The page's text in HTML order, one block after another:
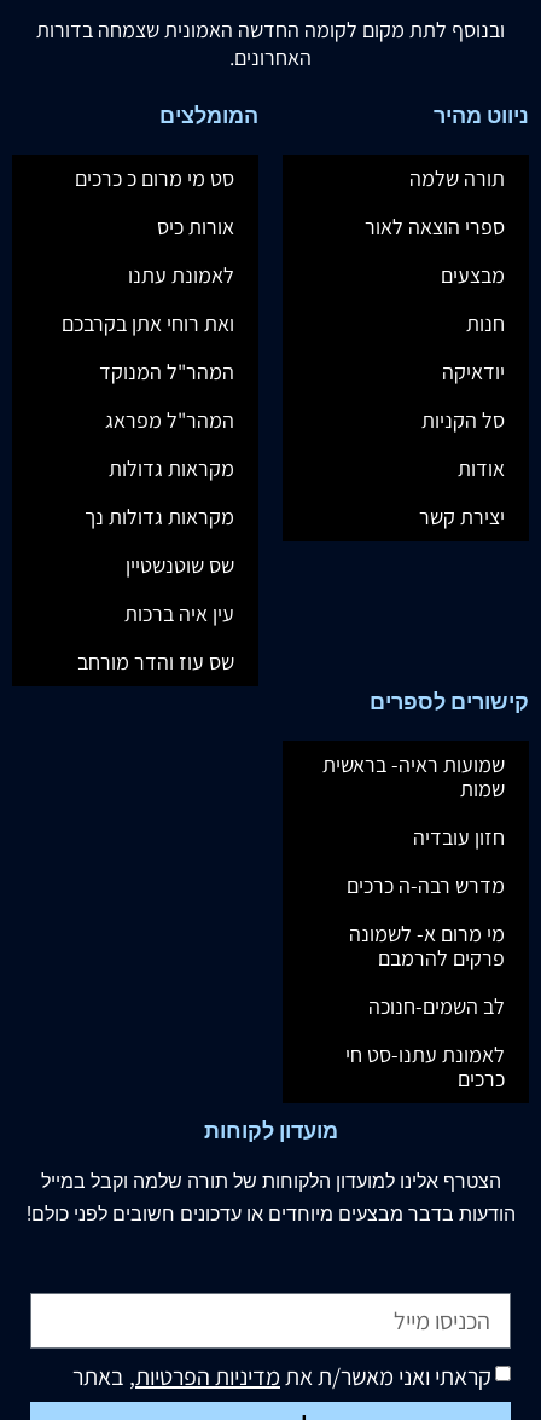
ובנוסף לתת מקום לקומה החדשה האמונית שצמחה בדורות
האחרונים.
ניווט מהיר
תורה שלמה
ספרי הוצאה לאור
מבצעים
חנות
יודאיקה
סל הקניות
אודות
יצירת קשר
המומלצים
סט מי מרום כ כרכים
אורות כיס
לאמונת עתנו
ואת רוחי אתן בקרבכם
המהר"ל המנוקד
המהר"ל מפראג
מקראות גדולות
מקראות גדולות נך
שס שוטנשטיין
עין איה ברכות
שס עוז והדר מורחב
קישורים לספרים
שמועות ראיה- בראשית
שמות
חזון עובדיה
מדרש רבה-ה כרכים
מי מרום א- לשמונה
פרקים להרמבם
לב השמים-חנוכה
לאמונת עתנו-סט חי
כרכים
מועדון לקוחות
הצטרף אלינו למועדון הלקוחות של תורה שלמה וקבל במייל
הודעות בדבר מבצעים מיוחדים או עדכונים חשובים לפני כולם!
קראתי ואני מאשר/ת אתמדיניות הפרטיות, באתר